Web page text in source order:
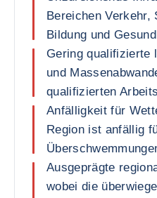
Bereichen Verkehr,
Bildung und
Gering qualifizierte
und
qualifizierten
Anfälligkeit für
Region ist anfällig
Ausgeprägte
wobei die